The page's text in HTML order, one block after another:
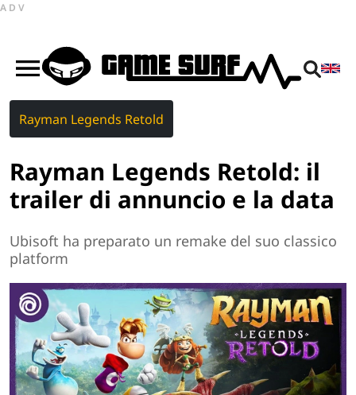
ADV
Rayman Legends Retold
Rayman Legends Retold: il
trailer di annuncio e la data
Ubisoft ha preparato un remake del suo classico
platform